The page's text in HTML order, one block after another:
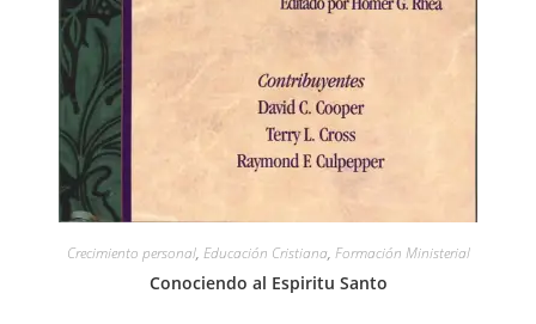
Crecimiento personal, Educación Cristiana, Formación Ministerial
Conociendo al Espiritu Santo